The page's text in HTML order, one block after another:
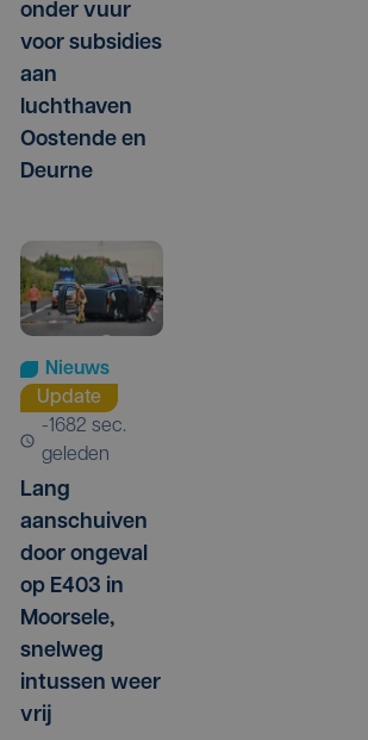
onder vuur
voor subsidies
aan
luchthaven
Oostende en
Deurne
Nieuws
Update
-1682 sec.
geleden
Lang
aanschuiven
door ongeval
op E403 in
Moorsele,
snelweg
intussen weer
vrij